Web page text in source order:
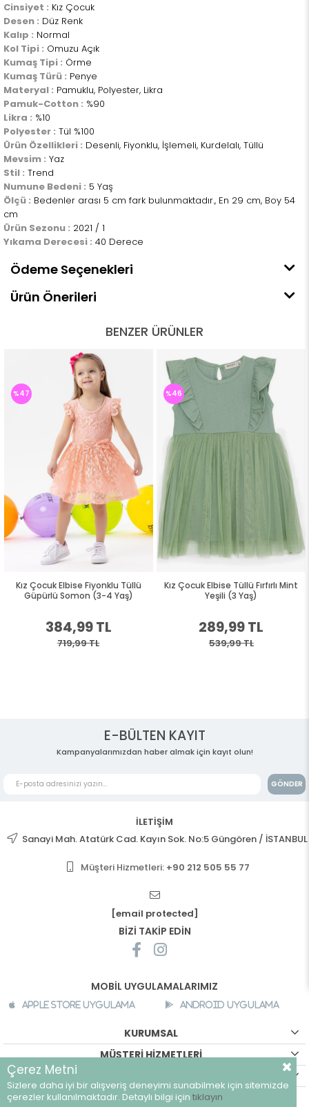
Cinsiyet : Kız Çocuk
Desen : Düz Renk
Kalıp : Normal
Kol Tipi : Omuzu Açık
Kumaş Tipi : Örme
Kumaş Türü : Penye
Materyal : Pamuklu, Polyester, Likra
Pamuk-Cotton : %90
Likra : %10
Polyester : Tül %100
Ürün Özellikleri : Desenli, Fiyonklu, İşlemeli, Kurdelalı, Tüllü
Mevsim : Yaz
Stil : Trend
Numune Bedeni : 5 Yaş
Ölçü : Bedenler arası 5 cm fark bulunmaktadır., En 29 cm, Boy 54
cm
Ürün Sezonu : 2021 / 1
Yıkama Derecesi : 40 Derece
Ödeme Seçenekleri
Ürün Önerileri
BENZER ÜRÜNLER
Kız Çocuk Elbise Fiyonklu Tüllü
Güpürlü Somon (3-4 Yaş)
384,99 TL
719,99 TL
%47
Kız Çocuk Elbise Tüllü Fırfırlı Mint
Yeşili (3 Yaş)
289,99 TL
539,99 TL
%46
E-BÜLTEN KAYIT
Kampanyalarımızdan haber almak için kayıt olun!
GÖNDER
İLETİŞİM
Sanayi Mah. Atatürk Cad. Kayın Sok. No:5 Güngören / İSTANBUL
Müşteri Hizmetleri: +90 212 505 55 77
[email protected]
BİZİ TAKİP EDİN
MOBİL UYGULAMALARIMIZ
Apple Store Uygulama Android Uygulama
KURUMSAL
MÜŞTERİ HİZMETLERİ
©breeze.com.tr - Tüm hakları saklıdır.
Çerez Metni
Sizlere daha iyi bir alışveriş deneyimi sunabilmek için sitemizde
çerezler kullanılmaktadır. Detaylı bilgi için tıklayın